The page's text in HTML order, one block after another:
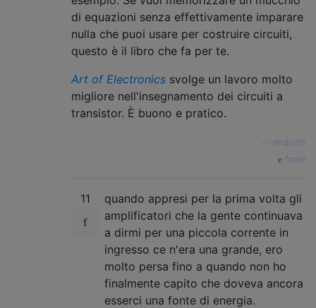
di equazioni senza effettivamente imparare
nulla che puoi usare per costruire circuiti,
questo è il libro che fa per te.
Art of Electronics svolge un lavoro molto
migliore nell'insegnamento dei circuiti a
transistor. È buono e pratico.
endolith
fonte
11
quando appresi per la prima volta gli
amplificatori che la gente continuava
a dirmi per una piccola corrente in
ingresso ce n'era una grande, ero
molto persa fino a quando non ho
finalmente capito che doveva ancora
esserci una fonte di energia.